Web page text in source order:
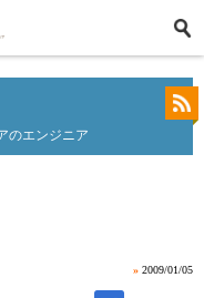
のエンジニア
» 2009/01/05